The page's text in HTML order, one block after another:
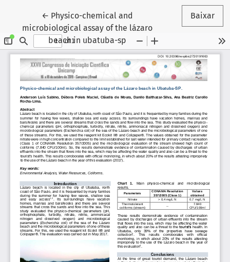
← Voltar aos Detalhes do Artigo
Physico-chemical and
microbiological assay of the lázaro
beach in ubatuba-sp
Baixar